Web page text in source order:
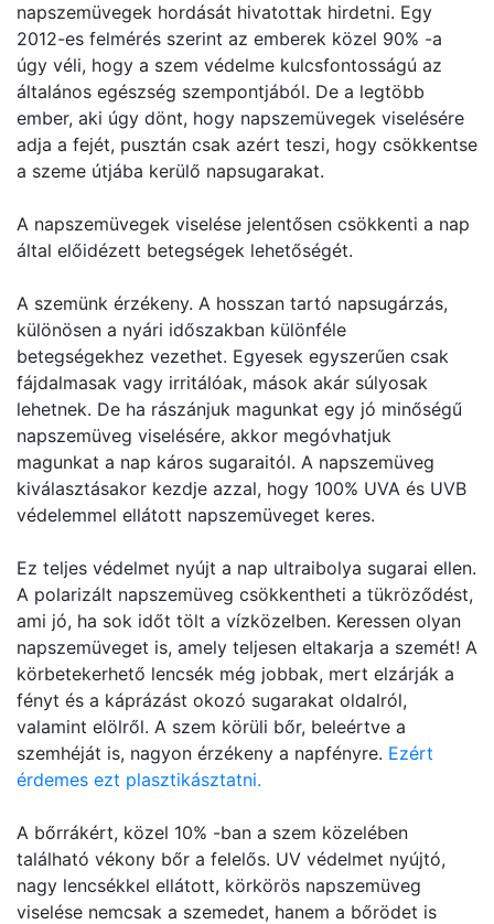
napszemüvegek hordását hivatottak hirdetni. Egy
2012-es felmérés szerint az emberek közel 90% -a
úgy véli, hogy a szem védelme kulcsfontosságú az
általános egészség szempontjából. De a legtöbb
ember, aki úgy dönt, hogy napszemüvegek viselésére
adja a fejét, pusztán csak azért teszi, hogy csökkentse
a szeme útjába kerülő napsugarakat.
A napszemüvegek viselése jelentősen csökkenti a nap
által előidézett betegségek lehetőségét.
A szemünk érzékeny. A hosszan tartó napsugárzás,
különösen a nyári időszakban különféle
betegségekhez vezethet. Egyesek egyszerűen csak
fájdalmasak vagy irritálóak, mások akár súlyosak
lehetnek. De ha rászánjuk magunkat egy jó minőségű
napszemüveg viselésére, akkor megóvhatjuk
magunkat a nap káros sugaraitól. A napszemüveg
kiválasztásakor kezdje azzal, hogy 100% UVA és UVB
védelemmel ellátott napszemüveget keres.
Ez teljes védelmet nyújt a nap ultraibolya sugarai ellen.
A polarizált napszemüveg csökkentheti a tükröződést,
ami jó, ha sok időt tölt a vízközelben. Keressen olyan
napszemüveget is, amely teljesen eltakarja a szemét! A
körbetekerhető lencsék még jobbak, mert elzárják a
fényt és a káprázást okozó sugarakat oldalról,
valamint elölről. A szem körüli bőr, beleértve a
szemhéját is, nagyon érzékeny a napfényre. Ezért
érdemes ezt plasztikásztatni.
A bőrrákért, közel 10% -ban a szem közelében
található vékony bőr a felelős. UV védelmet nyújtó,
nagy lencsékkel ellátott, körkörös napszemüveg
viselése nemcsak a szemedet, hanem a bőrödet is